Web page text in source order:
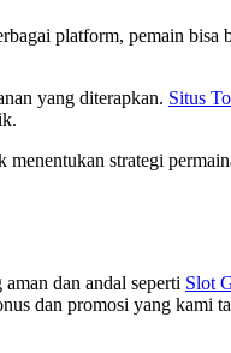
platform, pemain bisa
yang diterapkan. Situs
strategi
dan andal seperti Slot
dan promosi yang kami